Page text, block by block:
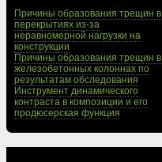
Причины образования трещин в
перекрытиях из-за
неравномерной нагрузки на
конструкции
Причины образования трещин в
железобетонных колоннах по
результатам обследования
Инструмент динамического
контраста в композиции и его
продюсерская функция